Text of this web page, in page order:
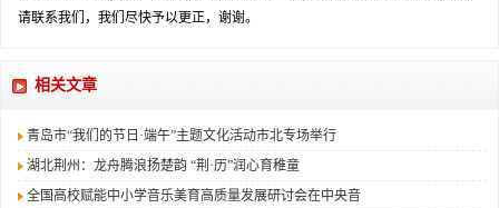
请联系我们，我们尽快予以更正，谢谢。
相关文章
青岛市“我们的节日·端午”主题文化活动市北专场举行
湖北荆州：龙舟腾浪扬楚韵 “荆·历”润心育稚童
全国高校赋能中小学音乐美育高质量发展研讨会在中央音